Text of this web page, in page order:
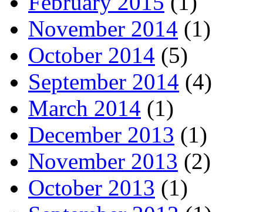
November 2014 (1)
October 2014 (5)
September 2014 (4)
March 2014 (1)
December 2013 (1)
November 2013 (2)
October 2013 (1)